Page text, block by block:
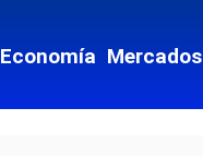
Economía Mercados